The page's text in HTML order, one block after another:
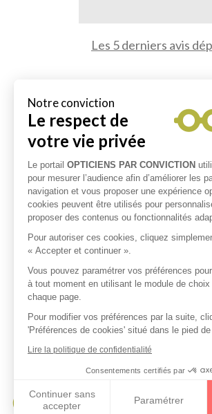
Les 5 derniers avis
Accueil très agréable. Nous
à chaque étape pour
edouard lewis
Océane
Toujours de très bons
Achille
Jean Jacques
Accueil correct Tarif :